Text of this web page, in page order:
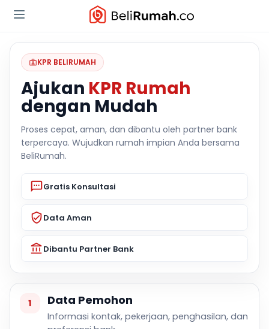
KPR BELIRUMAH
Ajukan KPR Rumah
dengan Mudah
Proses cepat, aman, dan dibantu oleh partner bank
terpercaya. Wujudkan rumah impian Anda bersama
BeliRumah.
Gratis Konsultasi
Data Aman
Dibantu Partner Bank
1 Data Pemohon
Informasi kontak, pekerjaan, penghasilan, dan